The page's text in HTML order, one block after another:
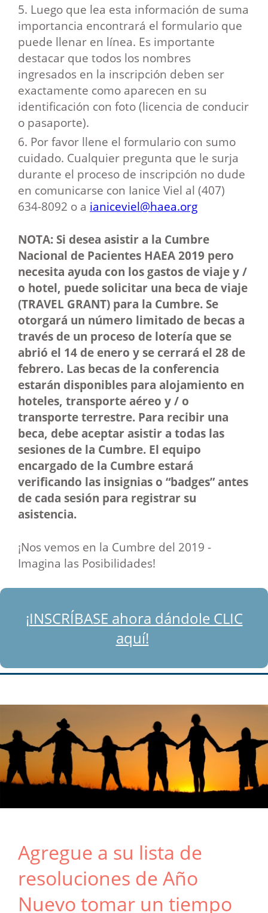
5. Luego que lea esta información de suma
importancia encontrará el formulario que
puede llenar en línea. Es importante
destacar que todos los nombres
ingresados en la inscripción deben ser
exactamente como aparecen en su
identificación con foto (licencia de conducir
o pasaporte).
6. Por favor llene el formulario con sumo
cuidado. Cualquier pregunta que le surja
durante el proceso de inscripción no dude
en comunicarse con Ianice Viel al (407)
634-8092 o a ianiceviel@haea.org
NOTA: Si desea asistir a la Cumbre
Nacional de Pacientes HAEA 2019 pero
necesita ayuda con los gastos de viaje y /
o hotel, puede solicitar una beca de viaje
(TRAVEL GRANT) para la Cumbre. Se
otorgará un número limitado de becas a
través de un proceso de lotería que se
abrió el 14 de enero y se cerrará el 28 de
febrero. Las becas de la conferencia
estarán disponibles para alojamiento en
hoteles, transporte aéreo y / o
transporte terrestre. Para recibir una
beca, debe aceptar asistir a todas las
sesiones de la Cumbre. El equipo
encargado de la Cumbre estará
verificando las insignias o “badges” antes
de cada sesión para registrar su
asistencia.
¡Nos vemos en la Cumbre del 2019 -
Imagina las Posibilidades!
¡INSCRÍBASE ahora dándole CLIC
aquí!
Agregue a su lista de
resoluciones de Año
Nuevo tomar un tiempo